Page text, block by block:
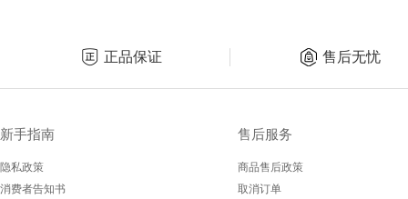
正品保证 售后无忧
新手指南
隐私政策
消费者告知书
售后服务
商品售后政策
取消订单